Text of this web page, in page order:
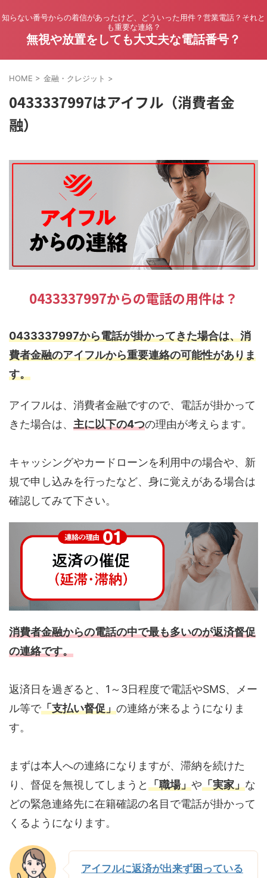
知らない番号からの着信があったけど、どういった用件？営業電話？それと
も重要な連絡？
無視や放置をしても大丈夫な電話番号？
HOME > 金融・クレジット >
0433337997はアイフル（消費者金
融）
0433337997からの電話の用件は？
0433337997から電話が掛かってきた場合は、消
費者金融のアイフルから重要連絡の可能性がありま
す。
アイフルは、消費者金融ですので、電話が掛かって
きた場合は、 主に以下の4つの理由が考えらます。
キャッシングやカードローンを利用中の場合や、新
規で申し込みを行ったなど、身に覚えがある場合は
確認してみて下さい。
消費者金融からの電話の中で最も多いのが返済督促
の連絡です。
返済日を過ぎると、1～3日程度で電話やSMS、メー
ル等で「支払い督促」の連絡が来るようになりま
す。
まずは本人への連絡になりますが、滞納を続けた
り、督促を無視してしまうと「職場」や「実家」な
どの緊急連絡先に在籍確認の名目で電話が掛かって
くるようになります。
アイフルに返済が出来ず困っている